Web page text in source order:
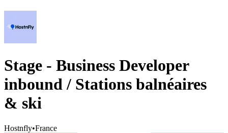
Stage - Business Developer
inbound / Stations balnéaires
& ski
Hostnfly•France